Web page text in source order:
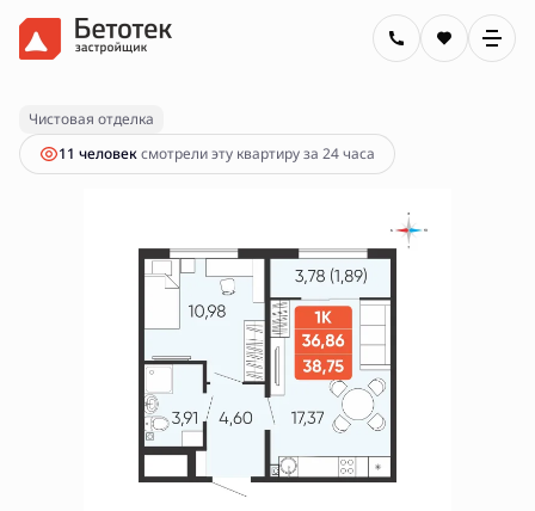
1-комнатная38.75 м 5 390 000 руб.
Ипотекаот 19 358 руб.
Чистовая отделка
11 человексмотрели эту квартиру за 24 часа